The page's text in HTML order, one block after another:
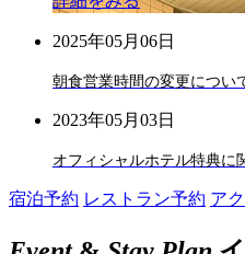
2025年05月06日
朝食営業時間の変更につい
2023年05月03日
オフィシャルホテル特典に
宿泊予約 レストラン予約 ア